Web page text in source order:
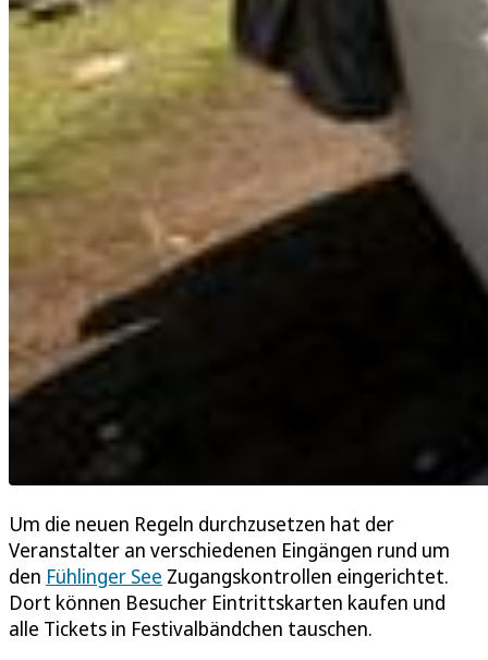
Um die neuen Regeln durchzusetzen hat der
Veranstalter an verschiedenen Eingängen rund um
den Fühlinger See Zugangskontrollen eingerichtet.
Dort können Besucher Eintrittskarten kaufen und
alle Tickets in Festivalbändchen tauschen.